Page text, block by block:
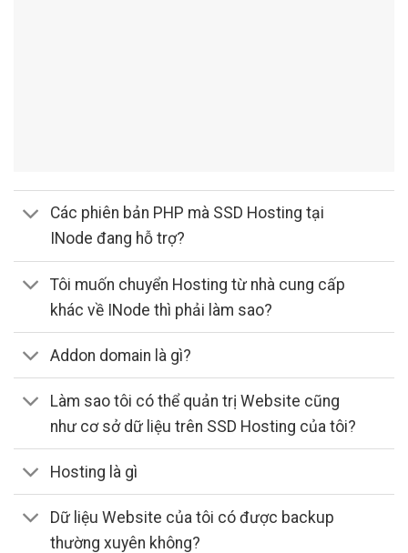
Các phiên bản PHP mà SSD Hosting tại
INode đang hỗ trợ?
Tôi muốn chuyển Hosting từ nhà cung cấp
khác về INode thì phải làm sao?
Addon domain là gì?
Làm sao tôi có thể quản trị Website cũng
như cơ sở dữ liệu trên SSD Hosting của tôi?
Hosting là gì
Dữ liệu Website của tôi có được backup
thường xuyên không?